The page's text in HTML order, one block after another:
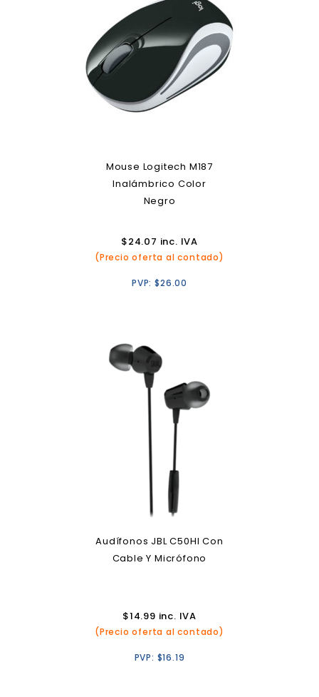
Mouse Logitech M187
Inalámbrico Color
Negro
$24.07 inc. IVA
(Precio oferta al contado)
PVP:$26.00
Audífonos JBL C50HI Con
Cable Y Micrófono
$14.99 inc. IVA
(Precio oferta al contado)
PVP: $16.19